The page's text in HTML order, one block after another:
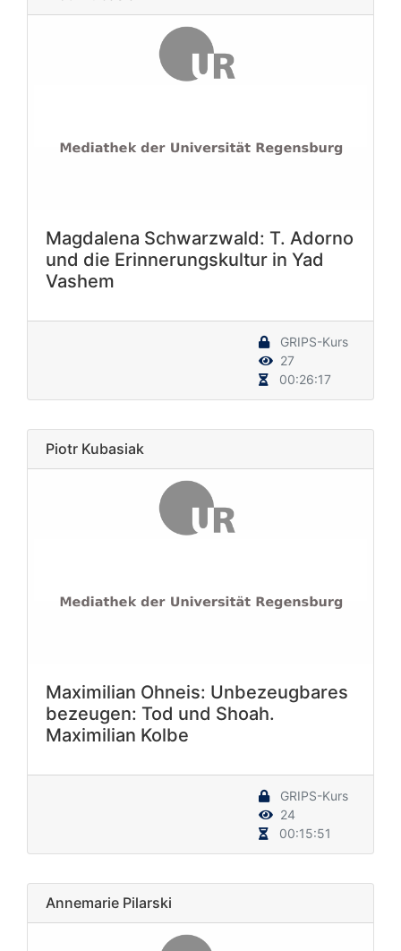
Magdalena Schwarzwald: T. Adorno
und die Erinnerungskultur in Yad
Vashem
GRIPS-Kurs
27
00:26:17
Piotr Kubasiak
Maximilian Ohneis: Unbezeugbares
bezeugen: Tod und Shoah.
Maximilian Kolbe
GRIPS-Kurs
24
00:15:51
Annemarie Pilarski